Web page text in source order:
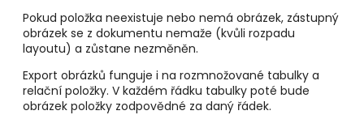
Pokud položka neexistuje nebo nemá obrázek, zástupný
obrázek se z dokumentu nemaže (kvůli rozpadu
layoutu) a zůstane nezměněn.
Export obrázků funguje i na rozmnožované tabulky a
relační položky. V každém řádku tabulky poté bude
obrázek položky zodpovědné za daný řádek.